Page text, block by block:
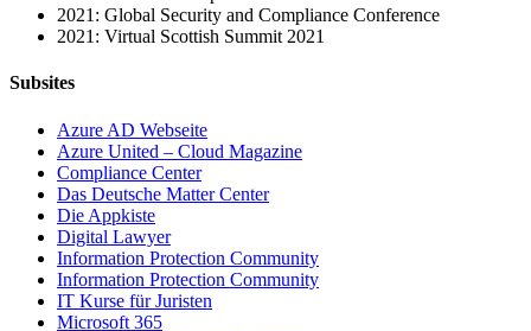
2021: Global Security and Compliance Conference
2021: Virtual Scottish Summit 2021
Subsites
Azure AD Webseite
Azure United – Cloud Magazine
Compliance Center
Das Deutsche Matter Center
Die Appkiste
Digital Lawyer
Information Protection Community
Information Protection Community
IT Kurse für Juristen
Microsoft 365